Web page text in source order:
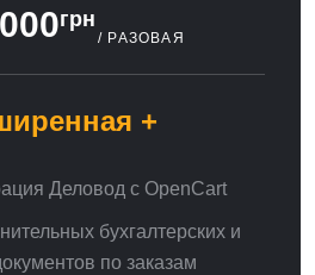
грн
/ РАЗОВАЯ
+
Деловод с OpenCart
бухгалтерских и
по заказам